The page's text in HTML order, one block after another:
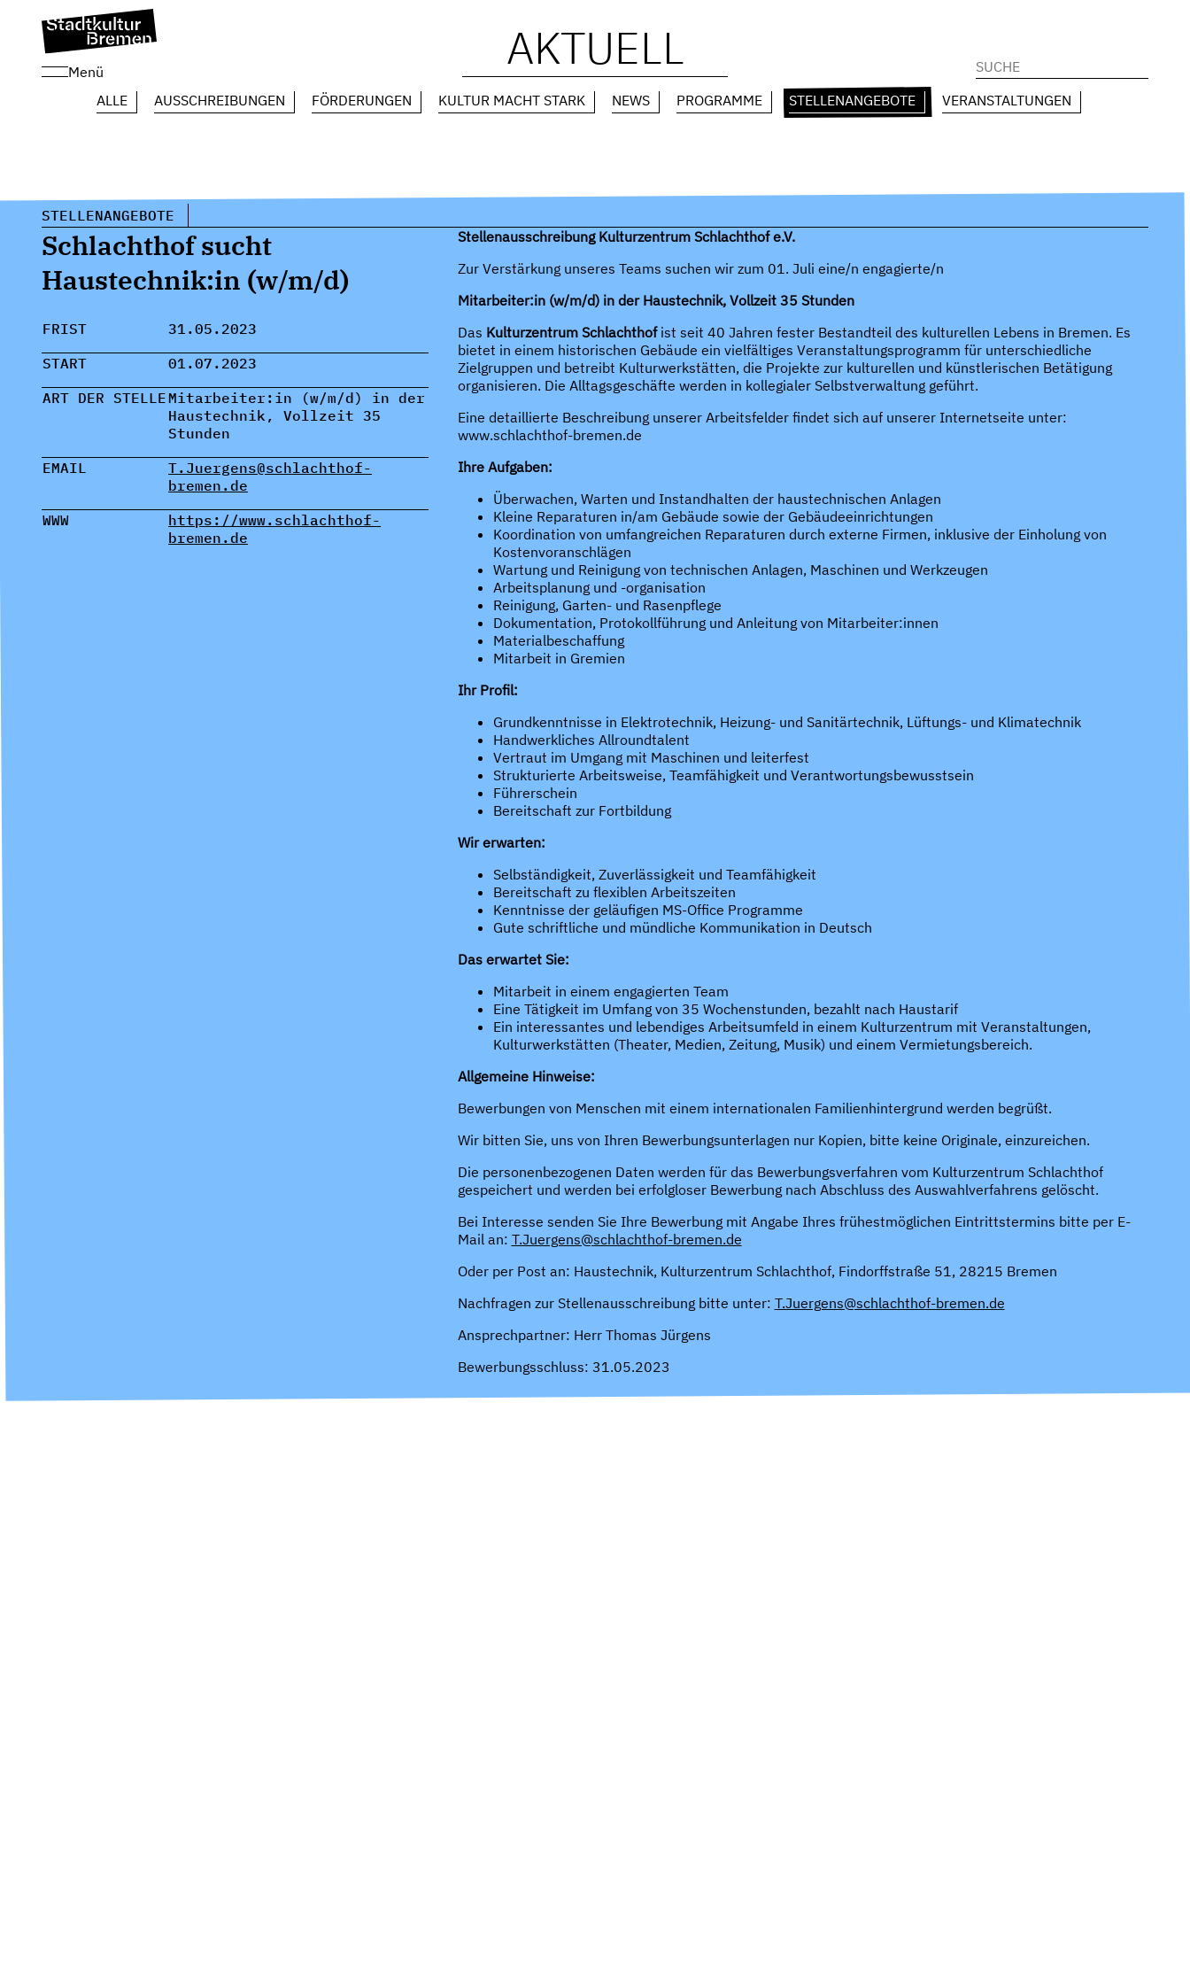
Menü
Suchen
nach:
AKTUELL
ALLE AUSSCHREIBUNGEN FÖRDERUNGEN KULTUR MACHT STARK NEWS PROGRAMME STELLENANGEBOTE VERANSTALTUNGEN
STELLENANGEBOTE
Schlachthof sucht
Haustechnik:in (w/m/d)
FRIST
31.05.2023
START
01.07.2023
ART DER STELLEMitarbeiter:in (w/m/d) in der
Haustechnik, Vollzeit 35
Stunden
EMAIL
T.Juergens@schlachthof-
bremen.de
WWW
https://www.schlachthof-
bremen.de
Stellenausschreibung Kulturzentrum Schlachthof e.V.
Zur Verstärkung unseres Teams suchen wir zum 01. Juli eine/n engagierte/n
Mitarbeiter:in (w/m/d) in der Haustechnik, Vollzeit 35 Stunden
Das Kulturzentrum Schlachthof ist seit 40 Jahren fester Bestandteil des kulturellen Lebens in Bremen. Es
bietet in einem historischen Gebäude ein vielfältiges Veranstaltungsprogramm für unterschiedliche
Zielgruppen und betreibt Kulturwerkstätten, die Projekte zur kulturellen und künstlerischen Betätigung
organisieren. Die Alltagsgeschäfte werden in kollegialer Selbstverwaltung geführt.
Eine detaillierte Beschreibung unserer Arbeitsfelder findet sich auf unserer Internetseite unter:
www.schlachthof-bremen.de
Ihre Aufgaben:
Überwachen, Warten und Instandhalten der haustechnischen Anlagen
Kleine Reparaturen in/am Gebäude sowie der Gebäudeeinrichtungen
Koordination von umfangreichen Reparaturen durch externe Firmen, inklusive der Einholung von
Kostenvoranschlägen
Wartung und Reinigung von technischen Anlagen, Maschinen und Werkzeugen
Arbeitsplanung und -organisation
Reinigung, Garten- und Rasenpflege
Dokumentation, Protokollführung und Anleitung von Mitarbeiter:innen
Materialbeschaffung
Mitarbeit in Gremien
Ihr Profil:
Grundkenntnisse in Elektrotechnik, Heizung- und Sanitärtechnik, Lüftungs- und Klimatechnik
Handwerkliches Allroundtalent
Vertraut im Umgang mit Maschinen und leiterfest
Strukturierte Arbeitsweise, Teamfähigkeit und Verantwortungsbewusstsein
Führerschein
Bereitschaft zur Fortbildung
Wir erwarten:
Selbständigkeit, Zuverlässigkeit und Teamfähigkeit
Bereitschaft zu flexiblen Arbeitszeiten
Kenntnisse der geläufigen MS-Office Programme
Gute schriftliche und mündliche Kommunikation in Deutsch
Das erwartet Sie:
Mitarbeit in einem engagierten Team
Eine Tätigkeit im Umfang von 35 Wochenstunden, bezahlt nach Haustarif
Ein interessantes und lebendiges Arbeitsumfeld in einem Kulturzentrum mit Veranstaltungen,
Kulturwerkstätten (Theater, Medien, Zeitung, Musik) und einem Vermietungsbereich.
Allgemeine Hinweise:
Bewerbungen von Menschen mit einem internationalen Familienhintergrund werden begrüßt.
Wir bitten Sie, uns von Ihren Bewerbungsunterlagen nur Kopien, bitte keine Originale, einzureichen.
Die personenbezogenen Daten werden für das Bewerbungsverfahren vom Kulturzentrum Schlachthof
gespeichert und werden bei erfolgloser Bewerbung nach Abschluss des Auswahlverfahrens gelöscht.
Bei Interesse senden Sie Ihre Bewerbung mit Angabe Ihres frühestmöglichen Eintrittstermins bitte per E-
Mail an: T.Juergens@schlachthof-bremen.de
Oder per Post an: Haustechnik, Kulturzentrum Schlachthof, Findorffstraße 51, 28215 Bremen
Nachfragen zur Stellenausschreibung bitte unter: T.Juergens@schlachthof-bremen.de
Ansprechpartner: Herr Thomas Jürgens
Bewerbungsschluss: 31.05.2023